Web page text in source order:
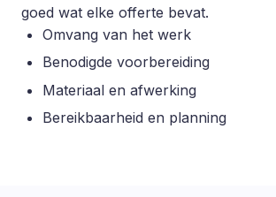
goed wat elke offerte bevat.
Omvang van het werk
Benodigde voorbereiding
Materiaal en afwerking
Bereikbaarheid en planning